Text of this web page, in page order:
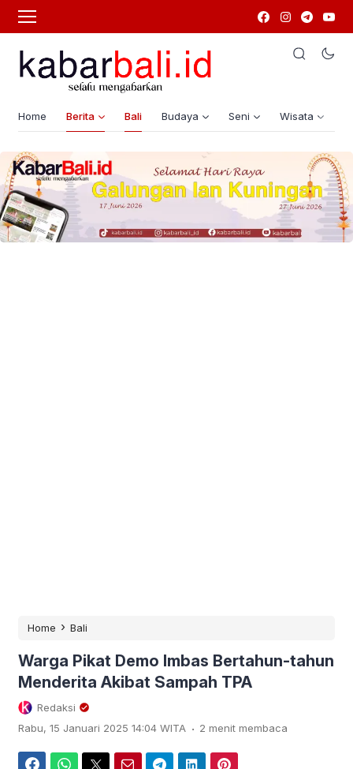
Home Berita Bali Budaya Seni Wisata
Home › Bali
Warga Pikat Demo Imbas Bertahun-tahun
Menderita Akibat Sampah TPA
Redaksi
Rabu, 15 Januari 2025 14:04 WITA . 2 menit membaca